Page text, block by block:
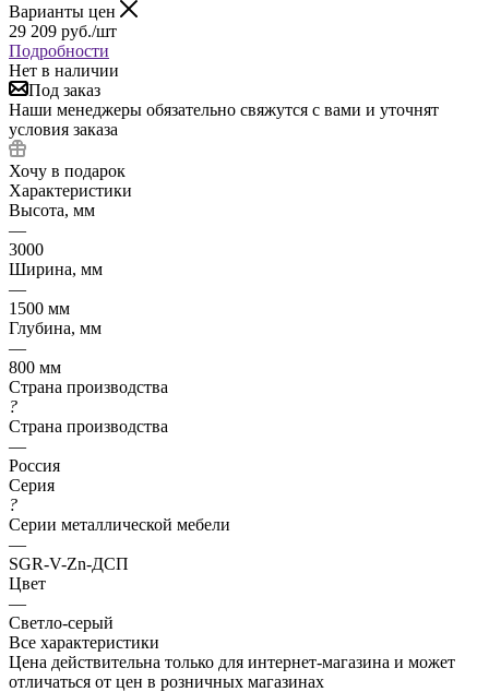
Варианты цен
29 209 руб./шт
Подробности
Нет в наличии
Под заказ
Наши менеджеры обязательно свяжутся с вами и уточнят
условия заказа
Хочу в подарок
Характеристики
Высота, мм
—
3000
Ширина, мм
—
1500 мм
Глубина, мм
—
800 мм
Страна производства
?
Страна производства
—
Россия
Серия
?
Серии металлической мебели
—
SGR-V-Zn-ДСП
Цвет
—
Светло-серый
Все характеристики
Цена действительна только для интернет-магазина и может
отличаться от цен в розничных магазинах